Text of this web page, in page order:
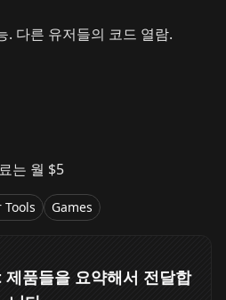
. 다른 유저들의 코드 열람.
는 월 $5
Tools Games
품들을 요약해서 전달합